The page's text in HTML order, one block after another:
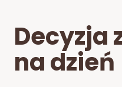
Decyzja
na dzień